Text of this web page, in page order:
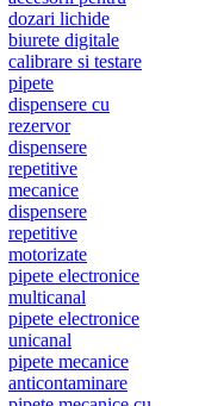
dozari lichide
biurete digitale
calibrare si testare
pipete
dispensere cu
rezervor
dispensere
repetitive
mecanice
dispensere
repetitive
motorizate
pipete electronice
multicanal
pipete electronice
unicanal
pipete mecanice
anticontaminare